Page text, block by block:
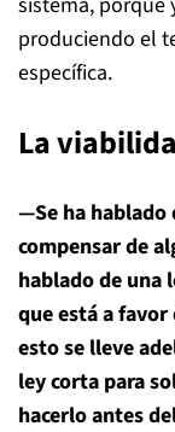
produciendo el
específica.
La
—Se ha hablado
compensar de
hablado de una
que está a
esto se lleve
ley corta para
hacerlo antes